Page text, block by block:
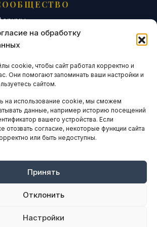
на обработку
cookie, чтобы сайт работал корректно и
Они помогают запоминать ваши настройки и
сайтом.
на использование cookie, мы сможем
данные, например историю посещений
вашего устройства. Если
отозвать согласие, некоторые функции сайта
или быть недоступны.
Принять
Отклонить
Настройки
И СТАТИСТИКА
ENGLISH